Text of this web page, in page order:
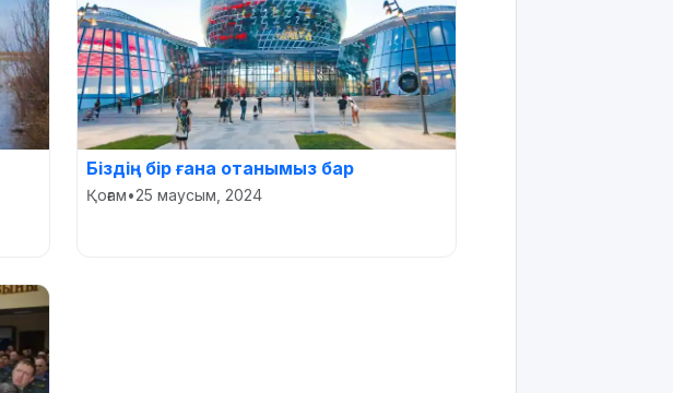
Біздің бір ғана отанымыз бар
Қоғам•25 маусым, 2024